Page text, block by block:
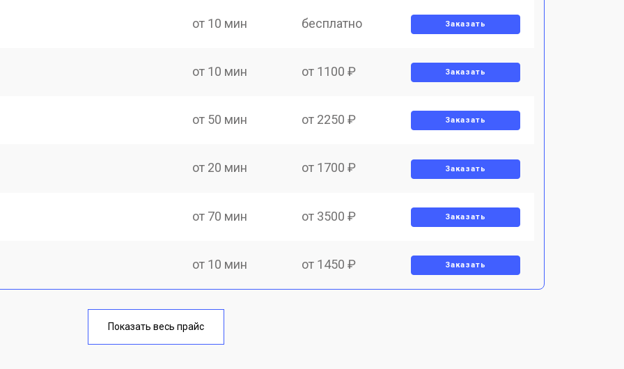
от 10 мин бесплатно Заказать
от 10 мин от 1100 ₽ Заказать
от 50 мин от 2250 ₽ Заказать
от 20 мин от 1700 ₽ Заказать
от 70 мин от 3500 ₽ Заказать
от 10 мин от 1450 ₽ Заказать
от 40 мин
Показать весь прайс